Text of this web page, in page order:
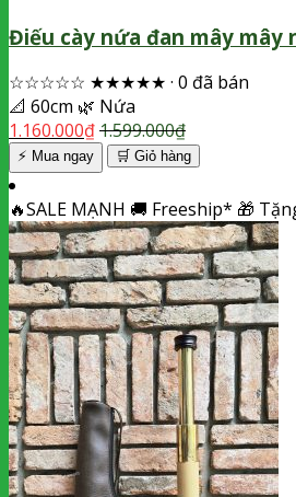
Điếu cày nứa đan mây mây
☆☆☆☆☆ ★★★★★ · 0 đã bán
📐 60cm 🌿 Nứa
1.160.000₫1.599.000₫
⚡ Mua ngay 🛒 Giỏ hàng
🔥SALE MẠNH 🚚 Freeship* 🎁